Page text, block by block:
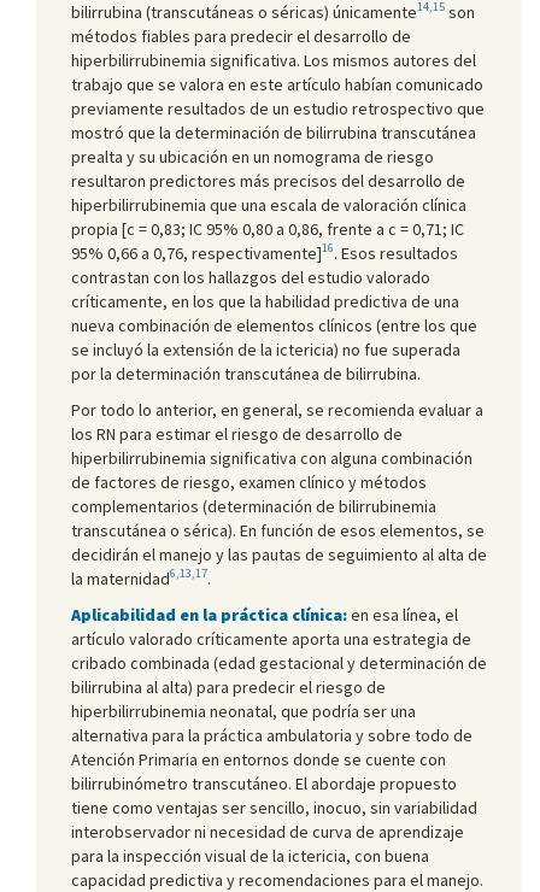
bilirrubina (transcutáneas o séricas) únicamente14,15 son
métodos fiables para predecir el desarrollo de
hiperbilirrubinemia significativa. Los mismos autores del
trabajo que se valora en este artículo habían comunicado
previamente resultados de un estudio retrospectivo que
mostró que la determinación de bilirrubina transcutánea
prealta y su ubicación en un nomograma de riesgo
resultaron predictores más precisos del desarrollo de
hiperbilirrubinemia que una escala de valoración clínica
propia [c = 0,83; IC 95% 0,80 a 0,86, frente a c = 0,71; IC
95% 0,66 a 0,76, respectivamente]16. Esos resultados
contrastan con los hallazgos del estudio valorado
críticamente, en los que la habilidad predictiva de una
nueva combinación de elementos clínicos (entre los que
se incluyó la extensión de la ictericia) no fue superada
por la determinación transcutánea de bilirrubina.
Por todo lo anterior, en general, se recomienda evaluar a
los RN para estimar el riesgo de desarrollo de
hiperbilirrubinemia significativa con alguna combinación
de factores de riesgo, examen clínico y métodos
complementarios (determinación de bilirrubinemia
transcutánea o sérica). En función de esos elementos, se
decidirán el manejo y las pautas de seguimiento al alta de
la maternidad6,13,17.
Aplicabilidad en la práctica clínica:en esa línea, el
artículo valorado críticamente aporta una estrategia de
cribado combinada (edad gestacional y determinación de
bilirrubina al alta) para predecir el riesgo de
hiperbilirrubinemia neonatal, que podría ser una
alternativa para la práctica ambulatoria y sobre todo de
Atención Primaria en entornos donde se cuente con
bilirrubinómetro transcutáneo. El abordaje propuesto
tiene como ventajas ser sencillo, inocuo, sin variabilidad
interobservador ni necesidad de curva de aprendizaje
para la inspección visual de la ictericia, con buena
capacidad predictiva y recomendaciones para el manejo.